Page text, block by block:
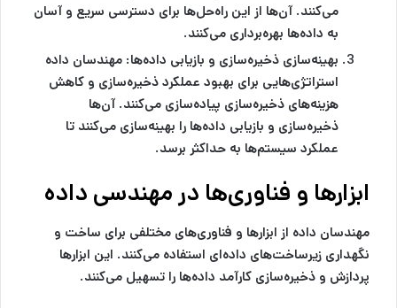
می‌کنند. آن‌ها از این راه‌حل‌ها برای دسترسی سریع و آسان
به داده‌ها بهره‌برداری می‌کنند.
بهینه‌سازی ذخیره‌سازی و بازیابی داده‌ها: مهندسان داده
استراتژی‌هایی برای بهبود عملکرد ذخیره‌سازی و کاهش
هزینه‌های ذخیره‌سازی پیاده‌سازی می‌کنند. آن‌ها
ذخیره‌سازی و بازیابی داده‌ها را بهینه‌سازی می‌کنند تا
عملکرد سیستم‌ها به حداکثر برسد.
ابزارها و فناوری‌ها در مهندسی داده
مهندسان داده از ابزارها و فناوری‌های مختلفی برای ساخت و
نگهداری زیرساخت‌های داده‌ای استفاده می‌کنند. این ابزارها
پردازش و ذخیره‌سازی کارآمد داده‌ها را تسهیل می‌کنند.